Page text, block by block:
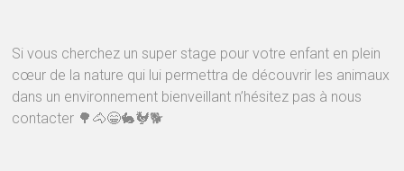
Si vous cherchez un super stage pour votre enfant en plein
cœur de la nature qui lui permettra de découvrir les animaux
dans un environnement bienveillant n’hésitez pas à nous
contacter 🌳🐴😁🐇🐓🐕